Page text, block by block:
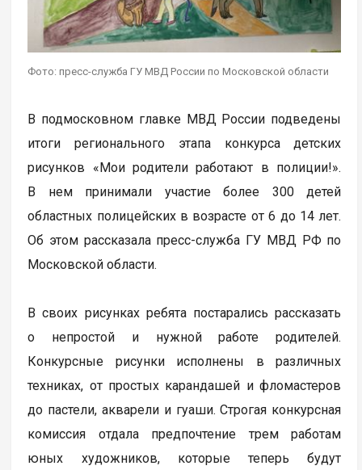
Фото: пресс-служба ГУ МВД России по Московской области
В подмосковном главке МВД России подведены
итоги регионального этапа конкурса детских
рисунков «Мои родители работают в полиции!».
В нем принимали участие более 300 детей
областных полицейских в возрасте от 6 до 14 лет.
Об этом рассказала пресс-служба ГУ МВД РФ по
Московской области.
В своих рисунках ребята постарались рассказать
о непростой и нужной работе родителей.
Конкурсные рисунки исполнены в различных
техниках, от простых карандашей и фломастеров
до пастели, акварели и гуаши. Строгая конкурсная
комиссия отдала предпочтение трем работам
юных художников, которые теперь будут